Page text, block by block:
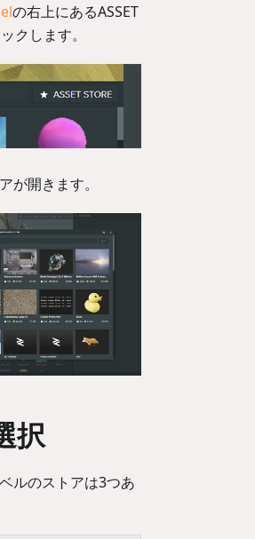
の右上にあるASSET
クします。
が開きます。
択
ルのストアは3つあ